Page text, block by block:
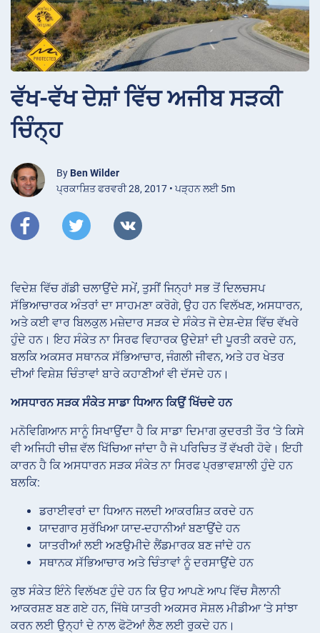
ਵੱਖ-ਵੱਖ ਦੇਸ਼ਾਂ ਵਿੱਚ ਅਜੀਬ ਸੜਕੀ
ਚਿੰਨ੍ਹ
By Ben Wilder
ਪ੍ਰਕਾਸ਼ਿਤ ਫਰਵਰੀ 28, 2017 • ਪੜ੍ਹਨ ਲਈ 5m
ਵਿਦੇਸ਼ ਵਿੱਚ ਗੱਡੀ ਚਲਾਉਂਦੇ ਸਮੇਂ, ਤੁਸੀਂ ਜਿਨ੍ਹਾਂ ਸਭ ਤੋਂ ਦਿਲਚਸਪ
ਸੱਭਿਆਚਾਰਕ ਅੰਤਰਾਂ ਦਾ ਸਾਹਮਣਾ ਕਰੋਗੇ, ਉਹ ਹਨ ਵਿਲੱਖਣ, ਅਸਧਾਰਨ,
ਅਤੇ ਕਈ ਵਾਰ ਬਿਲਕੁਲ ਮਜ਼ੇਦਾਰ ਸੜਕ ਦੇ ਸੰਕੇਤ ਜੋ ਦੇਸ਼-ਦੇਸ਼ ਵਿੱਚ ਵੱਖਰੇ
ਹੁੰਦੇ ਹਨ। ਇਹ ਸੰਕੇਤ ਨਾ ਸਿਰਫ ਵਿਹਾਰਕ ਉਦੇਸ਼ਾਂ ਦੀ ਪੂਰਤੀ ਕਰਦੇ ਹਨ,
ਬਲਕਿ ਅਕਸਰ ਸਥਾਨਕ ਸੱਭਿਆਚਾਰ, ਜੰਗਲੀ ਜੀਵਨ, ਅਤੇ ਹਰ ਖੇਤਰ
ਦੀਆਂ ਵਿਸ਼ੇਸ਼ ਚਿੰਤਾਵਾਂ ਬਾਰੇ ਕਹਾਣੀਆਂ ਵੀ ਦੱਸਦੇ ਹਨ।
ਅਸਧਾਰਨ ਸੜਕ ਸੰਕੇਤ ਸਾਡਾ ਧਿਆਨ ਕਿਉਂ ਖਿੱਚਦੇ ਹਨ
ਮਨੋਵਿਗਿਆਨ ਸਾਨੂੰ ਸਿਖਾਉਂਦਾ ਹੈ ਕਿ ਸਾਡਾ ਦਿਮਾਗ ਕੁਦਰਤੀ ਤੌਰ ‘ਤੇ ਕਿਸੇ
ਵੀ ਅਜਿਹੀ ਚੀਜ਼ ਵੱਲ ਖਿੱਚਿਆ ਜਾਂਦਾ ਹੈ ਜੋ ਪਰਿਚਿਤ ਤੋਂ ਵੱਖਰੀ ਹੋਵੇ। ਇਹੀ
ਕਾਰਨ ਹੈ ਕਿ ਅਸਧਾਰਨ ਸੜਕ ਸੰਕੇਤ ਨਾ ਸਿਰਫ ਪ੍ਰਭਾਵਸ਼ਾਲੀ ਹੁੰਦੇ ਹਨ
ਬਲਕਿ:
ਡਰਾਈਵਰਾਂ ਦਾ ਧਿਆਨ ਜਲਦੀ ਆਕਰਸ਼ਿਤ ਕਰਦੇ ਹਨ
ਯਾਦਗਾਰ ਸੁਰੱਖਿਆ ਯਾਦ-ਦਹਾਨੀਆਂ ਬਣਾਉਂਦੇ ਹਨ
ਯਾਤਰੀਆਂ ਲਈ ਅਣਉਮੀਦੇ ਲੈਂਡਮਾਰਕ ਬਣ ਜਾਂਦੇ ਹਨ
ਸਥਾਨਕ ਸੱਭਿਆਚਾਰ ਅਤੇ ਚਿੰਤਾਵਾਂ ਨੂੰ ਦਰਸਾਉਂਦੇ ਹਨ
ਕੁਝ ਸੰਕੇਤ ਇੰਨੇ ਵਿਲੱਖਣ ਹੁੰਦੇ ਹਨ ਕਿ ਉਹ ਆਪਣੇ ਆਪ ਵਿੱਚ ਸੈਲਾਨੀ
ਆਕਰਸ਼ਣ ਬਣ ਗਏ ਹਨ, ਜਿੱਥੇ ਯਾਤਰੀ ਅਕਸਰ ਸੋਸ਼ਲ ਮੀਡੀਆ ‘ਤੇ ਸਾਂਝਾ
ਕਰਨ ਲਈ ਉਨ੍ਹਾਂ ਦੇ ਨਾਲ ਫੋਟੋਆਂ ਲੈਣ ਲਈ ਰੁਕਦੇ ਹਨ।